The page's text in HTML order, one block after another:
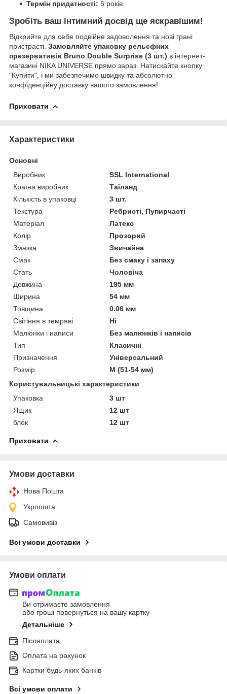
Термін придатності: 5 років
Зробіть ваш інтимний досвід ще яскравішим!
Відкрийте для себе подвійне задоволення та нові грані
пристрасті. Замовляйте упаковку рельєфних
презервативів Bruno Double Surprise (3 шт.) в інтернет-
магазині NIKA UNIVERSE прямо зараз. Натискайте кнопку
"Купити", і ми забезпечимо швидку та абсолютно
конфіденційну доставку вашого замовлення!
Приховати
Характеристики
Основні
Виробник
SSL International
Країна виробник
Таїланд
Кількість в упаковці
3 шт.
Текстура
Ребристі, Пупирчасті
Матеріал
Латекс
Колір
Прозорий
Змазка
Звичайна
Смак
Без смаку і запаху
Стать
Чоловіча
Довжина
195 мм
Ширина
54 мм
Товщина
0.06 мм
Світіння в темряві
Ні
Малюнки і написи
Без малюнків і написів
Тип
Класичні
Призначення
Універсальний
Розмір
M (51-54 мм)
Користувальницькі характеристики
Упаковка
3 шт
Ящик
12 шт
блок
12 шт
Приховати
Умови доставки
Нова Пошта
Укрпошта
Самовивіз
Всі умови доставки
Умови оплати
Ви отримаєте замовлення
або гроші повернуться на вашу картку
Детальніше
Післяплата
Оплата на рахунок
Картки будь-яких банків
Всі умови оплати